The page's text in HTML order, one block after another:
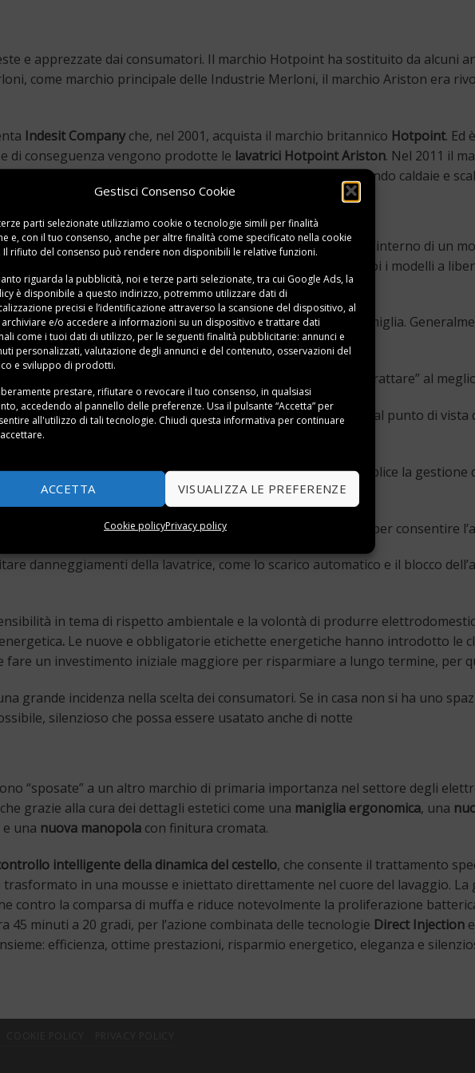
Gestisci Consenso Cookie
parti selezionate utilizziamo cookie o tecnologie simili per finalità
e, con il tuo consenso, anche per altre finalità come specificato nella cookie
. Il rifiuto del consenso può rendere non disponibili le relative funzioni.
riguarda la pubblicità, noi e terze parti selezionate, tra cui Google Ads, la
è disponibile a questo indirizzo, potremmo utilizzare dati di
precisi e l’identificazione attraverso la scansione del dispositivo, al
e/o accedere a informazioni su un dispositivo e trattare dati
come i tuoi dati di utilizzo, per le seguenti finalità pubblicitarie: annunci e
personalizzati, valutazione degli annunci e del contenuto, osservazioni del
e sviluppo di prodotti.
prestare, rifiutare o revocare il tuo consenso, in qualsiasi
accedendo al pannello delle preferenze. Usa il pulsante “Accetta” per
all'utilizzo di tali tecnologie. Chiudi questa informativa per continuare
ACCETTA VISUALIZZA LE PREFERENZE
Cookie policyPrivacy policy
e apprezzate dai consumatori. Il marchio Hotpoint ha sostituito da alcuni
come marchio principale delle Industrie Merloni, il marchio Ariston era
Indesit Company che, nel 2001, acquista il marchio britannico Hotpoint. Ed
di conseguenza vengono prodotte le lavatrici Hotpoint Ariston. Nel 2011 il
mentre quest’ultimo continua ad esistere, producendo caldaie e
diverse. Ci sono i modelli a incasso che vanno installati all’interno di un
rientrare nello spazio progettato per accoglierla. Esistono poi i modelli a
ogni volta che si ritiene opportuno.
Le esigenze cambiano se si vive da soli o si ha una famiglia.
tutte le lavatrici hanno numerosi funzioni per “trattare” al
che variano tra1400e1600, sono un aspetto importante. Dal punto di vista
di produzione più recente, possono rendere non semplice la gestione
e intuitivo.
o dall’alto. Quello frontale necessità di uno spazio maggiore per consentire
danneggiamenti della lavatrice, come lo scarico automatico e il blocco
in tema di rispetto ambientale e la volontà di produrre
. Le nuove e obbligatorie etichette energetiche hanno introdotto le
un investimento iniziale maggiore per risparmiare a lungo termine, per
grande incidenza nella scelta dei consumatori. Se in casa non si ha uno
silenzioso che possa essere usatato anche di notte
“sposate” a un altro marchio di primaria importanza nel settore degli
grazie alla cura dei dettagli estetici come una maniglia ergonomica, una
una nuova manopola con finitura cromata.
intelligente della dinamica del cestello, che consente il trattamento
trasformato in una mousse e iniettato direttamente nel cuore del lavaggio. La
contro la comparsa di muffa e riduce notevolmente la proliferazione
45 minuti a 20 gradi, per l’azione combinata delle tecnologie Direct Injection e
efficienza, ottime prestazioni, risparmio energetico, eleganza e